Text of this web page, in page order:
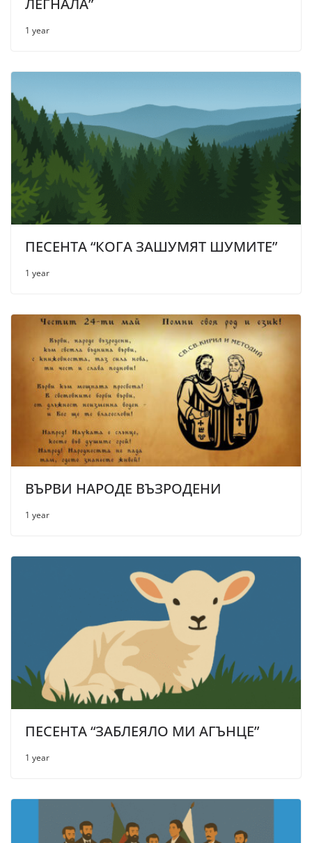
1 year
ПЕСЕНТА “КОГА ЗАШУМЯТ ШУМИТЕ”
1 year
ВЪРВИ НАРОДЕ ВЪЗРОДЕНИ
1 year
ПЕСЕНТА “ЗАБЛЕЯЛО МИ АГЪНЦЕ”
1 year